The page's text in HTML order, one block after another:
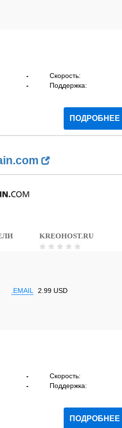
- Скорость:
- Поддержка:
ПОДРОБНЕЕ
KREOHOST.RU
.EMAIL 2.99 USD
- Скорость:
- Поддержка:
ПОДРОБНЕЕ